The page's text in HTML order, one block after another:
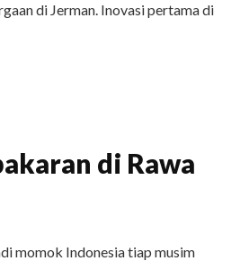
di Jerman. Inovasi pertama di
di Rawa
momok Indonesia tiap musim